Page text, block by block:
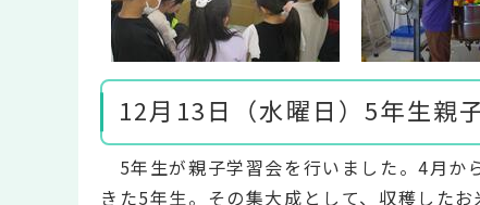
12月13日（水曜日）5年生親
5年生が親子学習会を行いました。4月か
きた5年生。その集大成として、収穫した